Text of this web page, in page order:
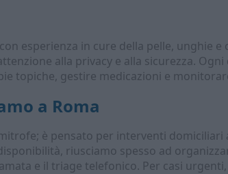
esperienza in cure della pelle, unghie e
alla privacy e alla sicurezza.
topiche, gestire medicazioni e
a Roma
è pensato per interventi domiciliari
riusciamo spesso ad
e il triage telefonico. Per casi